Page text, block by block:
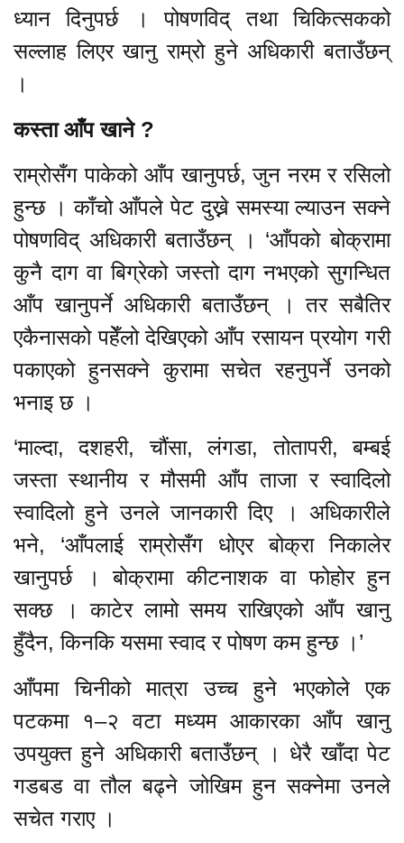
ध्यान दिनुपर्छ । पोषणविद् तथा चिकित्सकको
सल्लाह लिएर खानु राम्रो हुने अधिकारी बताउँछन्
।
कस्ता आँप खाने ?
राम्रोसँग पाकेको आँप खानुपर्छ, जुन नरम र रसिलो
हुन्छ । काँचो आँपले पेट दुख्ने समस्या ल्याउन सक्ने
पोषणविद् अधिकारी बताउँछन् । ‘आँपको बोक्रामा
कुनै दाग वा बिग्रेको जस्तो दाग नभएको सुगन्धित
आँप खानुपर्ने अधिकारी बताउँछन् । तर सबैतिर
एकैनासको पहेँलो देखिएको आँप रसायन प्रयोग गरी
पकाएको हुनसक्ने कुरामा सचेत रहनुपर्ने उनको
भनाइ छ ।
‘माल्दा, दशहरी, चौंसा, लंगडा, तोतापरी, बम्बई
जस्ता स्थानीय र मौसमी आँप ताजा र स्वादिलो
स्वादिलो हुने उनले जानकारी दिए । अधिकारीले
भने, ‘आँपलाई राम्रोसँग धोएर बोक्रा निकालेर
खानुपर्छ । बोक्रामा कीटनाशक वा फोहोर हुन
सक्छ । काटेर लामो समय राखिएको आँप खानु
हुँदैन, किनकि यसमा स्वाद र पोषण कम हुन्छ ।’
आँपमा चिनीको मात्रा उच्च हुने भएकोले एक
पटकमा १–२ वटा मध्यम आकारका आँप खानु
उपयुक्त हुने अधिकारी बताउँछन् । धेरै खाँदा पेट
गडबड वा तौल बढ्ने जोखिम हुन सक्नेमा उनले
सचेत गराए ।